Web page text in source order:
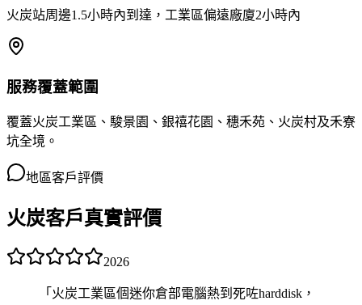
火炭站周邊1.5小時內到達，工業區偏遠廠廈2小時內
服務覆蓋範圍
覆蓋火炭工業區、駿景園、銀禧花園、穗禾苑、火炭村及禾寮
坑全境。
地區客戶評價
火炭客戶真實評價
2026
「 火炭工業區個迷你倉部電腦熱到死咗harddisk，